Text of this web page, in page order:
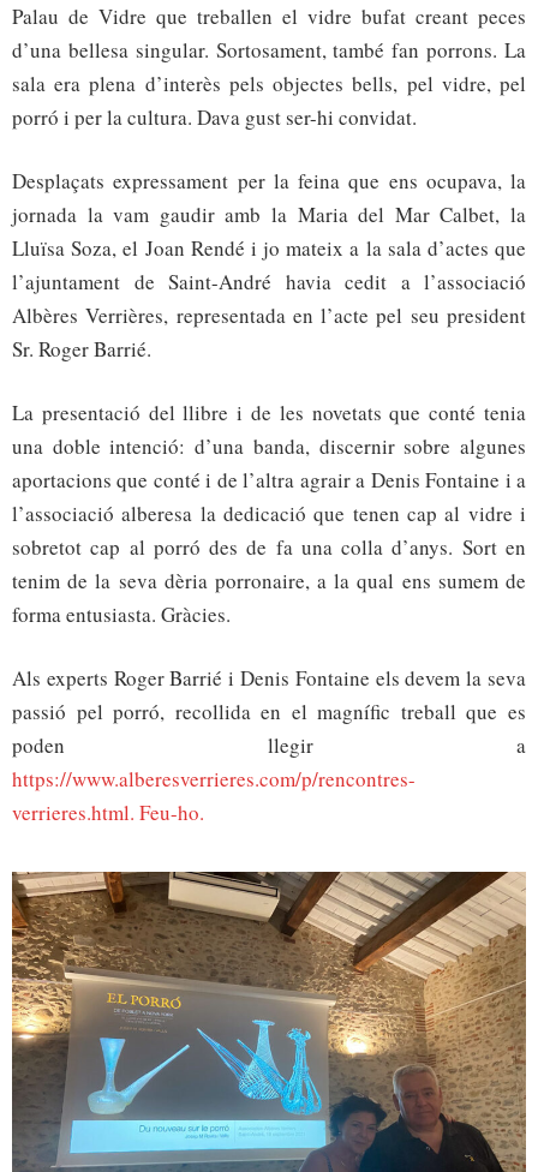
Palau de Vidre que treballen el vidre bufat creant peces
d’una bellesa singular. Sortosament, també fan porrons. La
sala era plena d’interès pels objectes bells, pel vidre, pel
porró i per la cultura. Dava gust ser-hi convidat.
Desplaçats expressament per la feina que ens ocupava, la
jornada la vam gaudir amb la Maria del Mar Calbet, la
Lluïsa Soza, el Joan Rendé i jo mateix a la sala d’actes que
l’ajuntament de Saint-André havia cedit a l’associació
Albères Verrières, representada en l’acte pel seu president
Sr. Roger Barrié.
La presentació del llibre i de les novetats que conté tenia
una doble intenció: d’una banda, discernir sobre algunes
aportacions que conté i de l’altra agrair a Denis Fontaine i a
l’associació alberesa la dedicació que tenen cap al vidre i
sobretot cap al porró des de fa una colla d’anys. Sort en
tenim de la seva dèria porronaire, a la qual ens sumem de
forma entusiasta. Gràcies.
Als experts Roger Barrié i Denis Fontaine els devem la seva
passió pel porró, recollida en el magnífic treball que es
poden llegir a
https://www.alberesverrieres.com/p/rencontres-
verrieres.html. Feu-ho.